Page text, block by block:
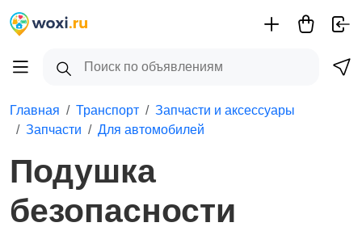
Главная Транспорт
Запчасти и аксессуары
Запчасти
Для автомобилей
Подушка
безопасности